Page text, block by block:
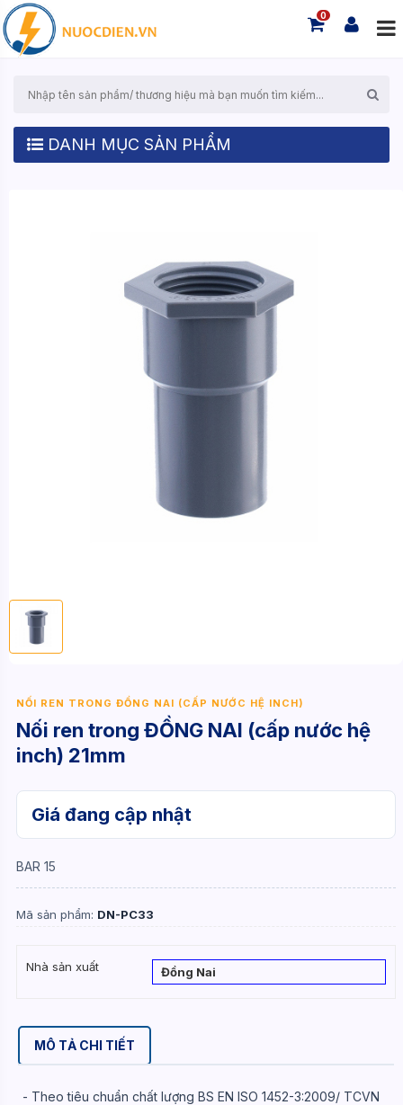
0
DANH MỤC SẢN PHẨM
NỐI REN TRONG ĐỒNG NAI (CẤP NƯỚC HỆ INCH)
Nối ren trong ĐỒNG NAI (cấp nước hệ
inch) 21mm
Giá đang cập nhật
BAR 15
Mã sản phẩm: DN-PC33
Nhà sản xuất Đồng Nai
MÔ TẢ CHI TIẾT
- Theo tiêu chuẩn chất lượng BS EN ISO 1452-3:2009/ TCVN